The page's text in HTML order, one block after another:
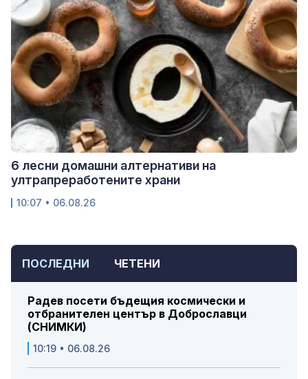
ПОСЛЕДНИ ЧЕТЕНИ
Радев посети бъдещия космически и
отбранителен център в Доброславци
(СНИМКИ)
10:19 • 06.08.26
6 лесни домашни алтернативи на
ултрапреработените храни
10:07 • 06.08.26